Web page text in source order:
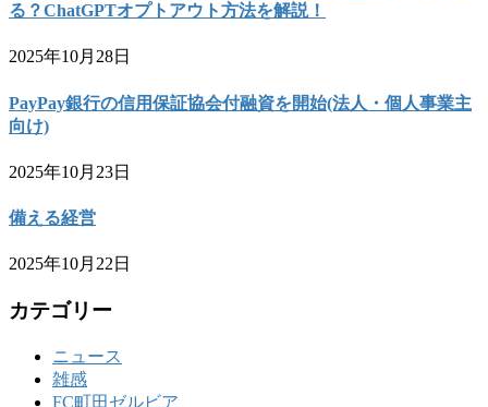
る？ChatGPTオプトアウト方法を解説！
2025年10月28日
PayPay銀行の信用保証協会付融資を開始(法人・個人事業主
向け)
2025年10月23日
備える経営
2025年10月22日
カテゴリー
ニュース
雑感
FC町田ゼルビア